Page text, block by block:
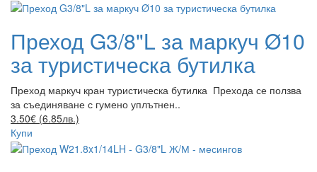
Преход G3/8"L за маркуч Ø10
за туристическа бутилка
Преход маркуч кран туристическа бутилка Прехода се ползва
за съединяване с гумено уплътнен..
3.50€ (6.85лв.)
Купи